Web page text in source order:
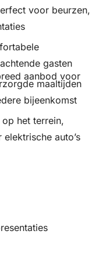
voor beurzen,
gasten
maaltijden
bijeenkomst
op het terrein,
auto’s
aanbod voor